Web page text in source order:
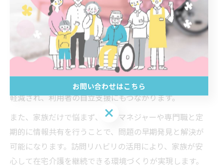
を提供することで解消を目指します。
例えば、家族が「どこまで介助してよいか分からない」
「利用者の自立を妨げていないか心配」といった疑問を
持つ場合、専門職が「ニーズ」と「デマンド」の違いを
整理し、本人の意欲や能力に応じた介助方法を提案しま
す。これにより、家族の過剰な負担や心理的ストレスが
軽減され、利用者の自立支援にもつながります。
また、家族だけで悩まず、ケアマネジャーや専門職と定
期的に情報共有を行うことで、問題の早期発見と解決が
可能になります。訪問リハビリの活用により、家族が安
心して在宅介護を継続できる環境づくりが実現します。
お問い合わせはこちら
お問い合わせはこちら